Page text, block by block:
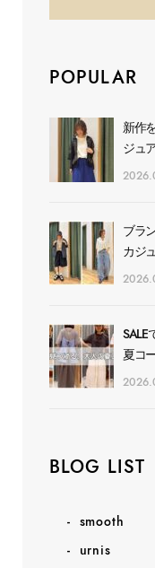
POPULAR
新作
ジュ
ブラ
カジ
SALE
夏コ
BLOG LIST
smooth
urnis